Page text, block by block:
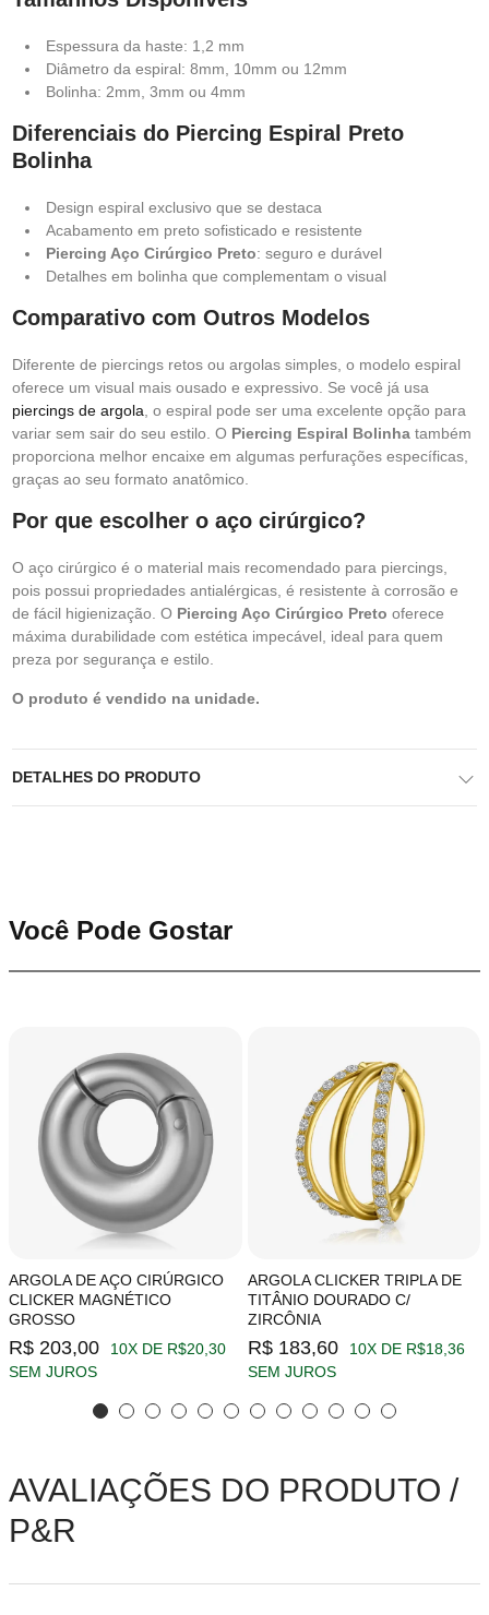
Espessura da haste: 1,2 mm
Diâmetro da espiral: 8mm, 10mm ou 12mm
Bolinha: 2mm, 3mm ou 4mm
Diferenciais do Piercing Espiral Preto
Bolinha
Design espiral exclusivo que se destaca
Acabamento em preto sofisticado e resistente
Piercing Aço Cirúrgico Preto: seguro e durável
Detalhes em bolinha que complementam o visual
Comparativo com Outros Modelos
Diferente de piercings retos ou argolas simples, o modelo espiral
oferece um visual mais ousado e expressivo. Se você já usa
piercings de argola , o espiral pode ser uma excelente opção para
variar sem sair do seu estilo. O Piercing Espiral Bolinha também
proporciona melhor encaixe em algumas perfurações específicas,
graças ao seu formato anatômico.
Por que escolher o aço cirúrgico?
O aço cirúrgico é o material mais recomendado para piercings,
pois possui propriedades antialérgicas, é resistente à corrosão e
de fácil higienização. O Piercing Aço Cirúrgico Preto oferece
máxima durabilidade com estética impecável, ideal para quem
preza por segurança e estilo.
O produto é vendido na unidade.
DETALHES DO PRODUTO
Você Pode Gostar
ARGOLA DE AÇO CIRÚRGICO
CLICKER MAGNÉTICO
GROSSO
R$ 203,00
10X DE R$20,30
SEM JUROS
ARGOLA CLICKER TRIPLA DE
TITÂNIO DOURADO C/
ZIRCÔNIA
R$ 183,60
10X DE R$18,36
SEM JUROS
AVALIAÇÕES DO PRODUTO /
P&R